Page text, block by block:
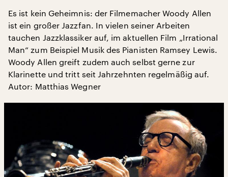
Es ist kein Geheimnis: der Filmemacher Woody Allen
ist ein großer Jazzfan. In vielen seiner Arbeiten
tauchen Jazzklassiker auf, im aktuellen Film „Irrational
Man“ zum Beispiel Musik des Pianisten Ramsey Lewis.
Woody Allen greift zudem auch selbst gerne zur
Klarinette und tritt seit Jahrzehnten regelmäßig auf.
Autor: Matthias Wegner